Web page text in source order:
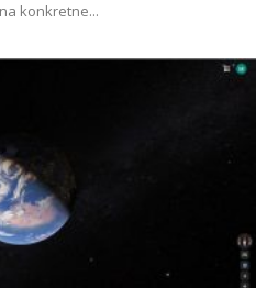
konkretne...